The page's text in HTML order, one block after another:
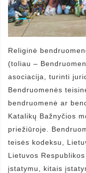
Religinė
(toliau –
asociacija, turinti
Bendruomenės
bendruomenė ar
Katalikų Bažnyčios
priežiūroje.
teisės kodeksu,
Lietuvos
įstatymu, kitais